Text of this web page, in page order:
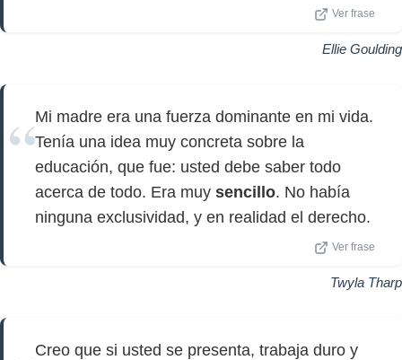
Ver frase
Ellie Goulding
Mi madre era una fuerza dominante en mi vida.
Tenía una idea muy concreta sobre la
educación, que fue: usted debe saber todo
acerca de todo. Era muy sencillo. No había
ninguna exclusividad, y en realidad el derecho.
Ver frase
Twyla Tharp
Creo que si usted se presenta, trabaja duro y